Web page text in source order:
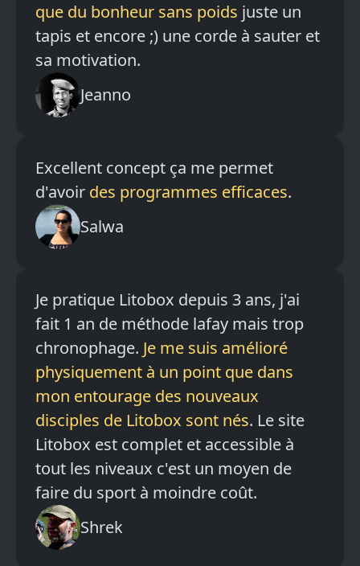
que du bonheur sans poids juste un
tapis et encore ;) une corde à sauter et
sa motivation.
Jeanno
Excellent concept ça me permet
d'avoir des programmes efficaces.
Salwa
Je pratique Litobox depuis 3 ans, j'ai
fait 1 an de méthode lafay mais trop
chronophage. Je me suis amélioré
physiquement à un point que dans
mon entourage des nouveaux
disciples de Litobox sont nés. Le site
Litobox est complet et accessible à
tout les niveaux c'est un moyen de
faire du sport à moindre coût.
Shrek